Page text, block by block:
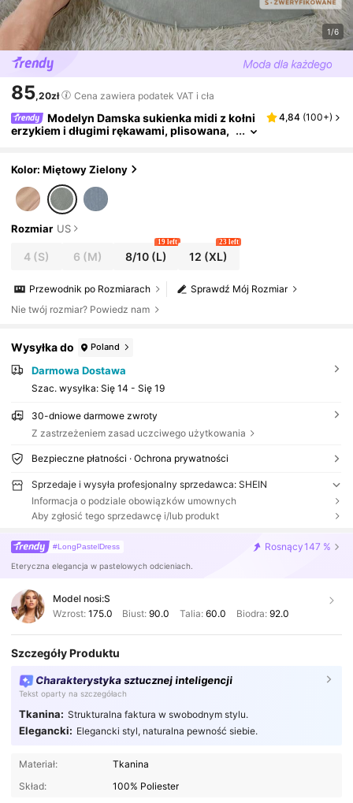
1/6
85,20zł Cena zawiera podatek VAT i cła
Modelyn Damska sukienka midi z kołni
erzykiem i długimi rękawami, plisowana,
4,84 (100+)
Kolor: Miętowy Zielony
Rozmiar US
4 (S) 6 (M) 8/10(L)
19 left
12 (XL)
23 left
Sprawdź Mój Rozmiar
Przewodnik po Rozmiarach
Nie twój rozmiar? Powiedz nam
Wysyłka do Poland
Darmowa Dostawa
Szac. wysyłka: Się 14 - Się 19
30-dniowe darmowe zwroty
Z zastrzeżeniem zasad uczciwego użytkowania
Bezpieczne płatności · Ochrona prywatności
Sprzedaje i wysyła profesjonalny sprzedawca: SHEIN
Informacja o podziale obowiązków umownych
Aby zgłosić tego sprzedawcę i/lub produkt
#LongPastelDress Rosnący147 %
Eteryczna elegancja w pastelowych odcieniach.
Model nosi:S
Wzrost: 175.0 Biust:90.0 Talia: 60.0 Biodra: 92.0
Szczegóły Produktu
Charakterystyka sztucznej inteligencji
Tekst oparty na szczegółach
Tkanina: Strukturalna faktura w swobodnym stylu.
Elegancki: Elegancki styl, naturalna pewność siebie.
Materiał:
Tkanina
Skład:
100% Poliester